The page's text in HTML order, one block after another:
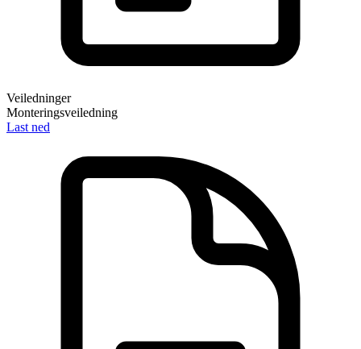
Veiledninger
Monteringsveiledning
Last ned